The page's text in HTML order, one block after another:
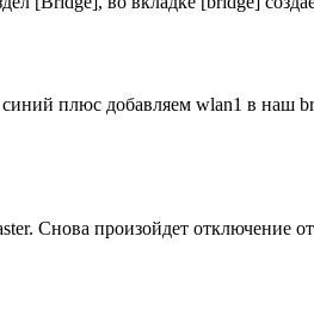
плюс добавляем wlan1 в наш
Снова произойдет отключение